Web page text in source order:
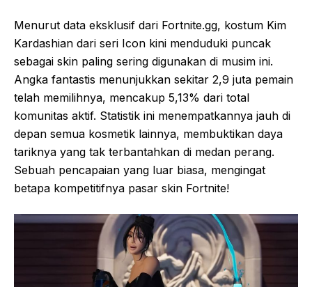
Menurut data eksklusif dari Fortnite.gg, kostum Kim
Kardashian dari seri Icon kini menduduki puncak
sebagai skin paling sering digunakan di musim ini.
Angka fantastis menunjukkan sekitar 2,9 juta pemain
telah memilihnya, mencakup 5,13% dari total
komunitas aktif. Statistik ini menempatkannya jauh di
depan semua kosmetik lainnya, membuktikan daya
tariknya yang tak terbantahkan di medan perang.
Sebuah pencapaian yang luar biasa, mengingat
betapa kompetitifnya pasar skin Fortnite!